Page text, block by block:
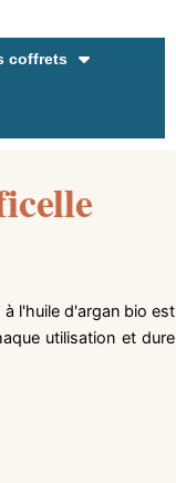
coffrets
l'huile d'argan bio est
utilisation et dure